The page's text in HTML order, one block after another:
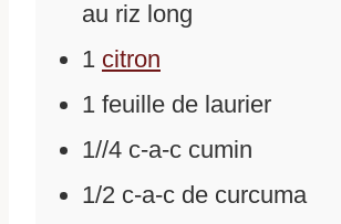
au riz long
1 citron
1 feuille de laurier
1//4 c-a-c cumin
1/2 c-a-c de curcuma